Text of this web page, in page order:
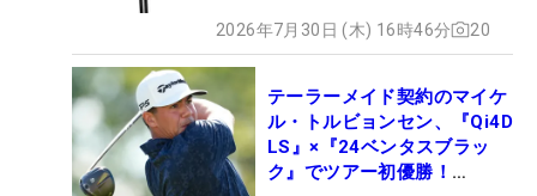
2026年7月30日 (木) 16時46分 20
テーラーメイド契約のマイケ
ル・トルビョンセン、『Qi4D
LS』×『24ベンタスブラッ
ク』でツアー初優勝！